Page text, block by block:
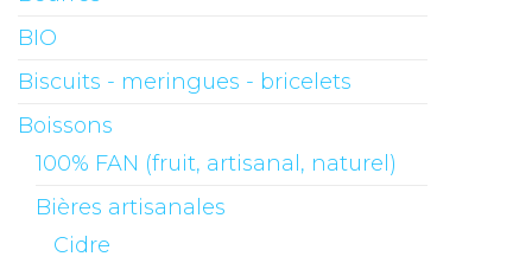
BIO
Biscuits - meringues - bricelets
Boissons
100% FAN (fruit, artisanal, naturel)
Bières artisanales
Cidre